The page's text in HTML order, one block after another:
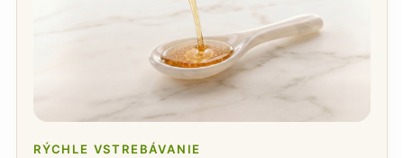
RÝCHLE VSTREBÁVANIE